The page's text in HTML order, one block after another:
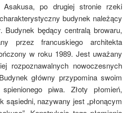
po drugiej stronie rzeki
budynek należący
. Budynek będący centralą browaru,
przez francuskiego architekta
w roku 1989. Jest uważany
rozpoznawalnych nowoczesnych
główny przypomina swoim
piwa. Złoty płomień,
sąsiedni, nazywany jest „płonącym